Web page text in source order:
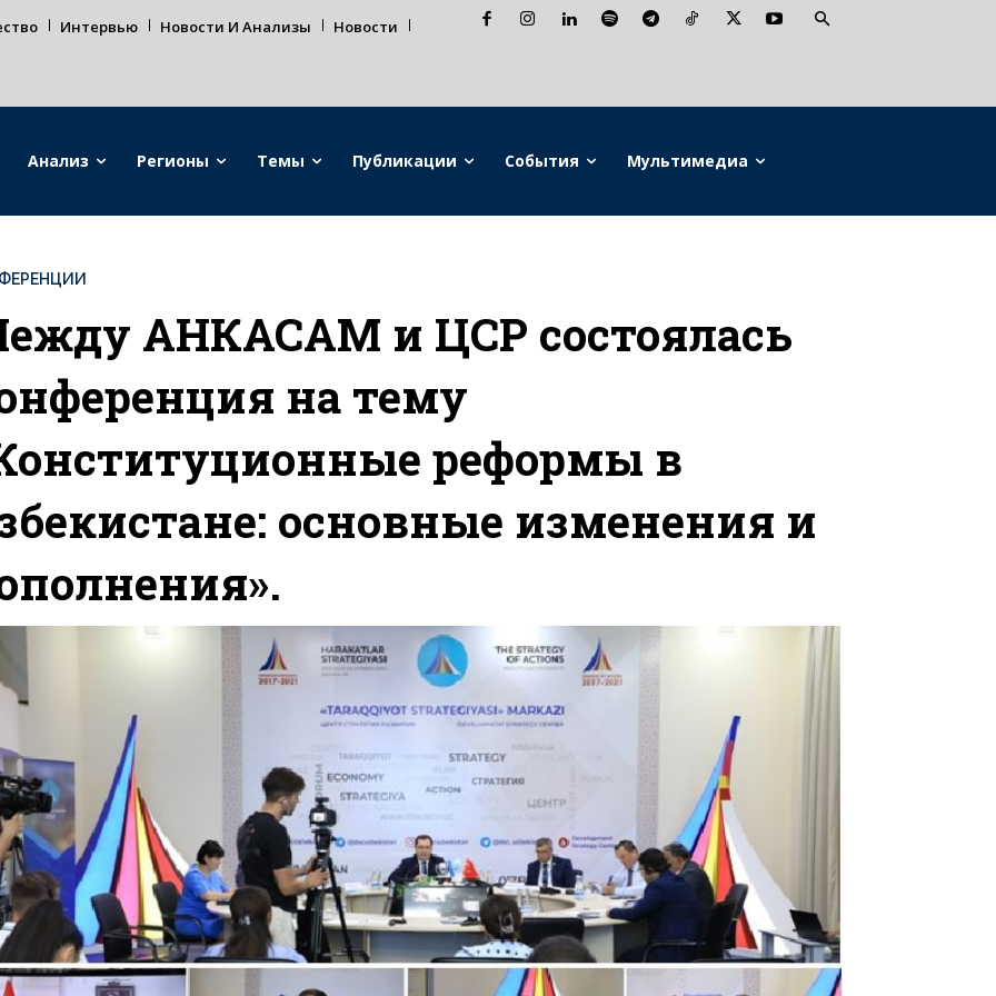
Интервью Новости И Анализы Новости
Анализ Регионы Темы Публикации События Мультимедиа
АНКАСАМ и ЦСР состоялась
на тему
реформы в
основные изменения и